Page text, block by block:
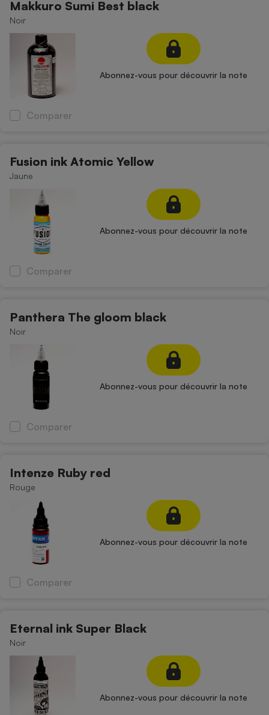
Makkuro Sumi Best black
Noir
Abonnez-vous pour découvrir la note
Comparer
Fusion ink Atomic Yellow
Jaune
Abonnez-vous pour découvrir la note
Comparer
Panthera The gloom black
Noir
Abonnez-vous pour découvrir la note
Comparer
Intenze Ruby red
Rouge
Abonnez-vous pour découvrir la note
Comparer
Eternal ink Super Black
Noir
Abonnez-vous pour découvrir la note